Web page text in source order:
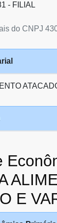
do CNPJ
- FILIAL
E